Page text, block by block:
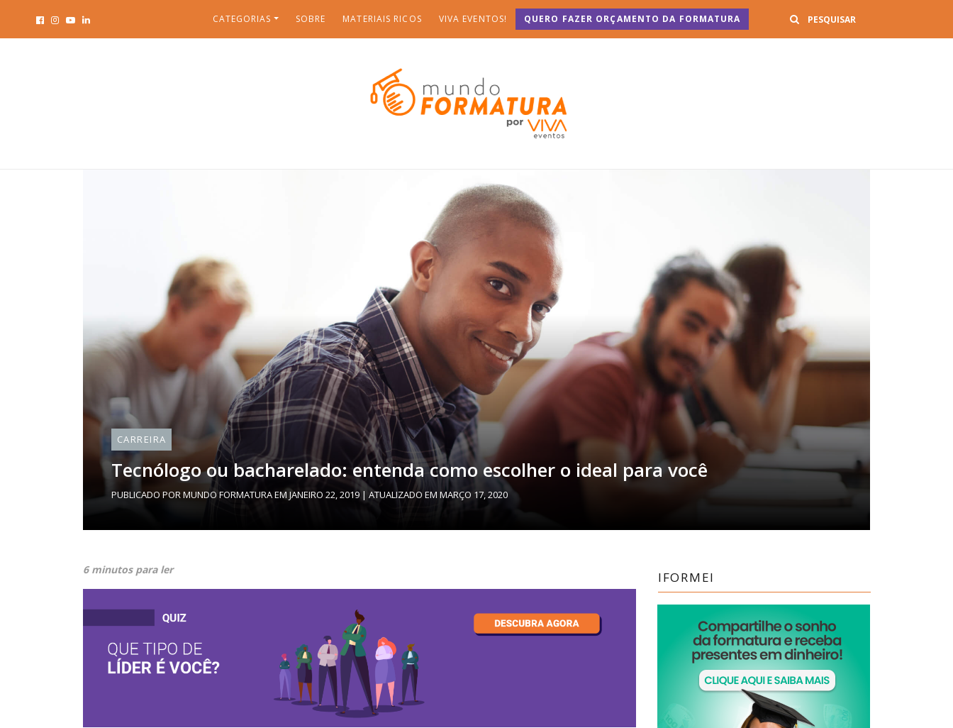
CATEGORIAS SOBRE MATERIAIS RICOS VIVA EVENTOS! QUERO FAZER ORÇAMENTO DA FORMATURA Buscar
CARREIRA
Tecnólogo ou bacharelado: entenda como escolher o ideal para você
PUBLICADO PORMUNDO FORMATURAEM JANEIRO 22, 2019 | ATUALIZADO EM MARÇO 17, 2020
6 minutos para ler IFORMEI